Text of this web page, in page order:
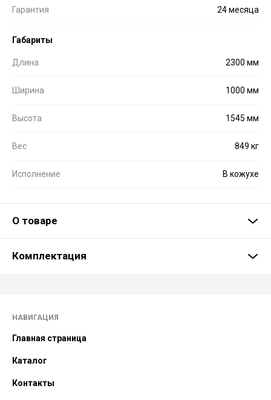
Гарантия 24 месяца
Габариты
Длина 2300 мм
Ширина 1000 мм
Высота 1545 мм
Вес 849 кг
Исполнение В кожухе
О товаре
Комплектация
НАВИГАЦИЯ
Главная страница
Каталог
Контакты